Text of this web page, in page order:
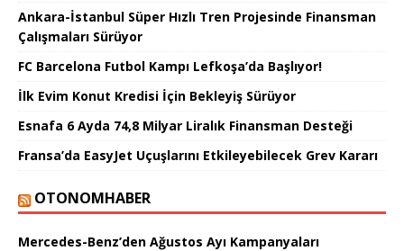
Ankara-İstanbul Süper Hızlı Tren Projesinde Finansman
Çalışmaları Sürüyor
FC Barcelona Futbol Kampı Lefkoşa’da Başlıyor!
İlk Evim Konut Kredisi İçin Bekleyiş Sürüyor
Esnafa 6 Ayda 74,8 Milyar Liralık Finansman Desteği
Fransa’da EasyJet Uçuşlarını Etkileyebilecek Grev Kararı
OTONOMHABER
Mercedes-Benz’den Ağustos Ayı Kampanyaları